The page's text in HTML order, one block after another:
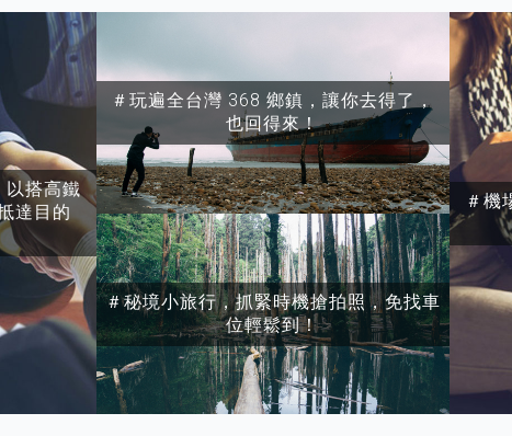
以搭高鐵
達目的
＃玩遍全台灣 368 鄉鎮，讓你去得了，
也回得來！
＃秘境小旅行，抓緊時機搶拍照，免找車
位輕鬆到！
＃機